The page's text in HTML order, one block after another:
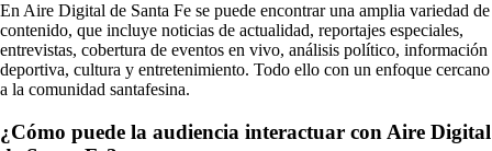
En Aire Digital de Santa Fe se puede encontrar una amplia variedad de
contenido, que incluye noticias de actualidad, reportajes especiales,
entrevistas, cobertura de eventos en vivo, análisis político, información
deportiva, cultura y entretenimiento. Todo ello con un enfoque cercano
a la comunidad santafesina.
¿Cómo puede la audiencia interactuar con Aire Digital